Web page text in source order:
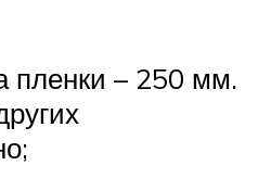
пленки – 250 мм.